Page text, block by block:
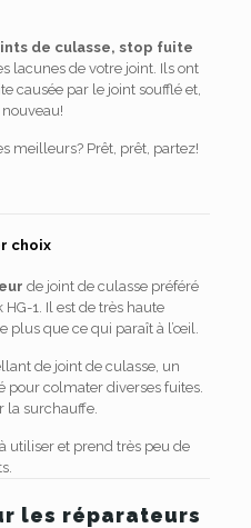
de culasse, stop fuite
lacunes de votre joint. Ils ont
causée par le joint soufflé et,
meilleurs? Prêt, prêt, partez!
choix
de joint de culasse préféré
HG-1. Il est de très haute
plus que ce qui paraît à l’œil.
de joint de culasse, un
pour colmater diverses fuites.
la surchauffe.
utiliser et prend très peu de
les réparateurs